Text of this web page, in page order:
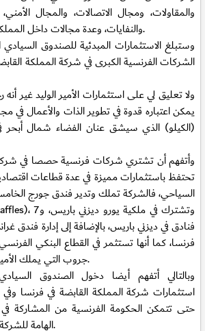
والمقاولات، ومجال الاتصالات، والمجال
والنفايات، وعدة مجالات داخل المملكة وحتى الدول المجاورة.
وستبلغ الاستثمارات المبدئية للصندوق
ولا تعليق لي على استثمارات الأمير الوليد غير
يمكن اعتباره قدوة في تطوير الذات والأعمال في
(الكيلو) الذي سيشق عنان الفضاء شمال أبحر
وأتفهم أن تشتري شركات فرنسية حصصا في شركة
تحتفظ باستثمارات مميزة في عدة قطاعات
السياحي، فالشركة تملك وتدير فندق جورج
فنادق في ديزني باريس، بالإضافة إلى إدارة فندق
فرنسا، كما أنها تستثمر في القطاع البنكي
جروب التي يملك الأمير الوليد فيها حصة كبيرة.
وبالتالي أتفهم أيضا دخول الصندوق
استثمارات شركة المملكة القابضة في فرنسا وفي
حتى تتمكن الحكومة الفرنسية من المشاركة في
الهامة للشركة في فرنسا والرقابة عليها.